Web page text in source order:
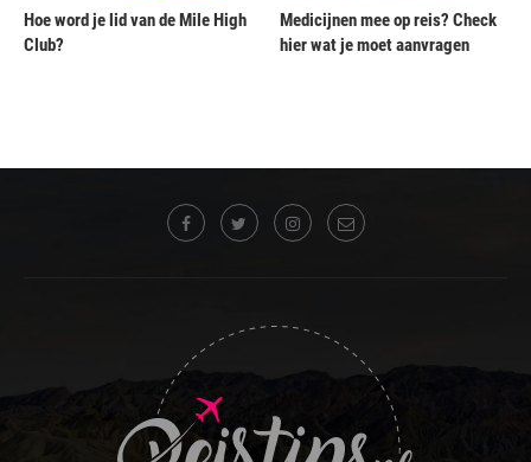
Hoe word je lid van de Mile High
Club?
Medicijnen mee op reis? Check
hier wat je moet aanvragen